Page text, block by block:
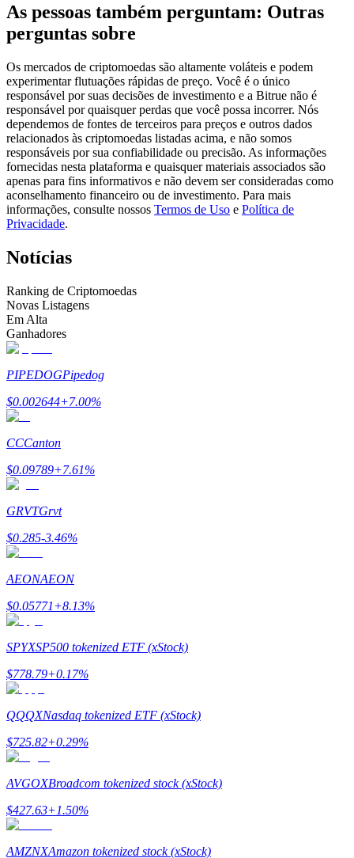
Torne-se um Trader de Cópias
Desfrute da partilha de lucros e comissões de copy trading
Análise de big data, incluindo informações comerciais, etc.
Guia
Estratégias de negociação
As pessoas também perguntam: Outras
perguntas sobre
Os mercados de criptomoedas são altamente voláteis e podem
experimentar flutuações rápidas de preço. Você é o único
responsável por suas decisões de investimento e a Bitrue não é
responsável por quaisquer perdas que você possa incorrer. Nós
dependemos de fontes de terceiros para preços e outros dados
relacionados às criptomoedas listadas acima, e não somos
responsáveis por sua confiabilidade ou precisão. As informações
fornecidas nesta plataforma e quaisquer materiais associados são
apenas para fins informativos e não devem ser consideradas como
aconselhamento financeiro ou de investimento. Para mais
informações, consulte nossos Termos de Uso e Política de
Privacidade.
Notícias
Ranking de Criptomoedas
Novas Listagens
Em Alta
Ganhadores
PIPEDOGPipedog
$0.002644+7.00%
CCCanton
$0.09789+7.61%
GRVTGrvt
$0.285-3.46%
AEONAEON
$0.05771+8.13%
SPYXSP500 tokenized ETF (xStock)
$778.79+0.17%
QQQXNasdaq tokenized ETF (xStock)
$725.82+0.29%
AVGOXBroadcom tokenized stock (xStock)
$427.63+1.50%
AMZNXAmazon tokenized stock (xStock)